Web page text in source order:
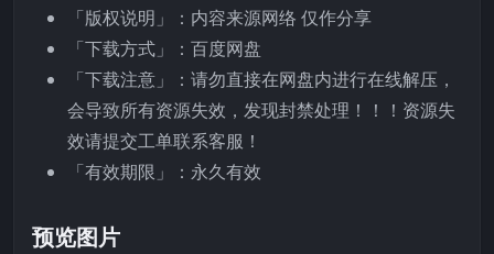
「版权说明」：内容来源网络 仅作分享
「下载方式」：百度网盘
「下载注意」：请勿直接在网盘内进行在线解压，
会导致所有资源失效，发现封禁处理！！！资源失
效请提交工单联系客服！
「有效期限」：永久有效
预览图片